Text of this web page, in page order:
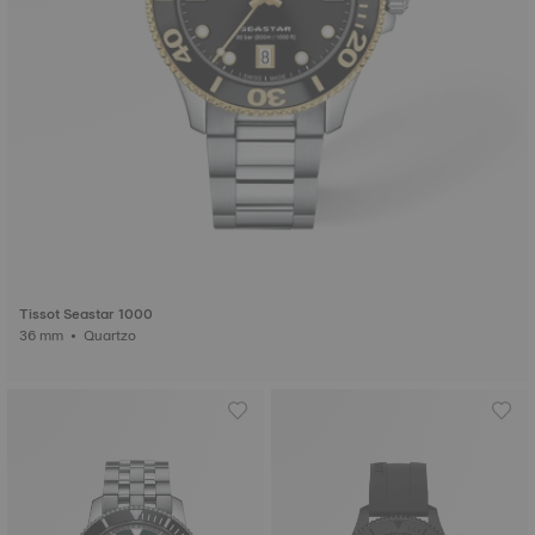
Tissot Seastar 1000
36 mm • Quartzo